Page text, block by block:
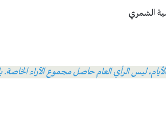
الشمري
ليس الرأي العام حاصل مجموع الآراء